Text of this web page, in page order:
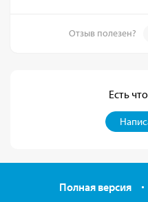
Отзыв полезен?
Есть
Полная версия